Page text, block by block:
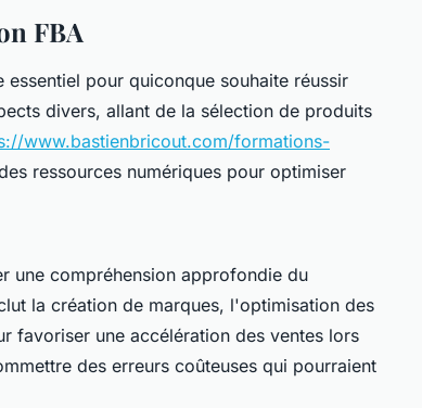
FBA
pour quiconque souhaite réussir
divers, allant de la sélection de produits
www.bastienbricout.com/formations-
ressources numériques pour optimiser
une compréhension approfondie du
la création de marques, l'optimisation des
favoriser une accélération des ventes lors
des erreurs coûteuses qui pourraient